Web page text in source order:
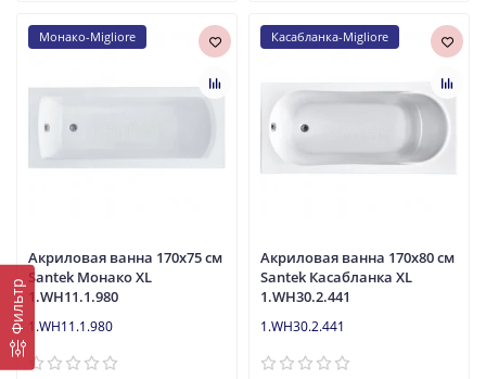
Фильтр
Монако-Migliore
Акриловая ванна 170x75 см
Santek Монако XL
1.WH11.1.980
1.WH11.1.980
Касабланка-Migliore
Акриловая ванна 170x80 см
Santek Касабланка XL
1.WH30.2.441
1.WH30.2.441